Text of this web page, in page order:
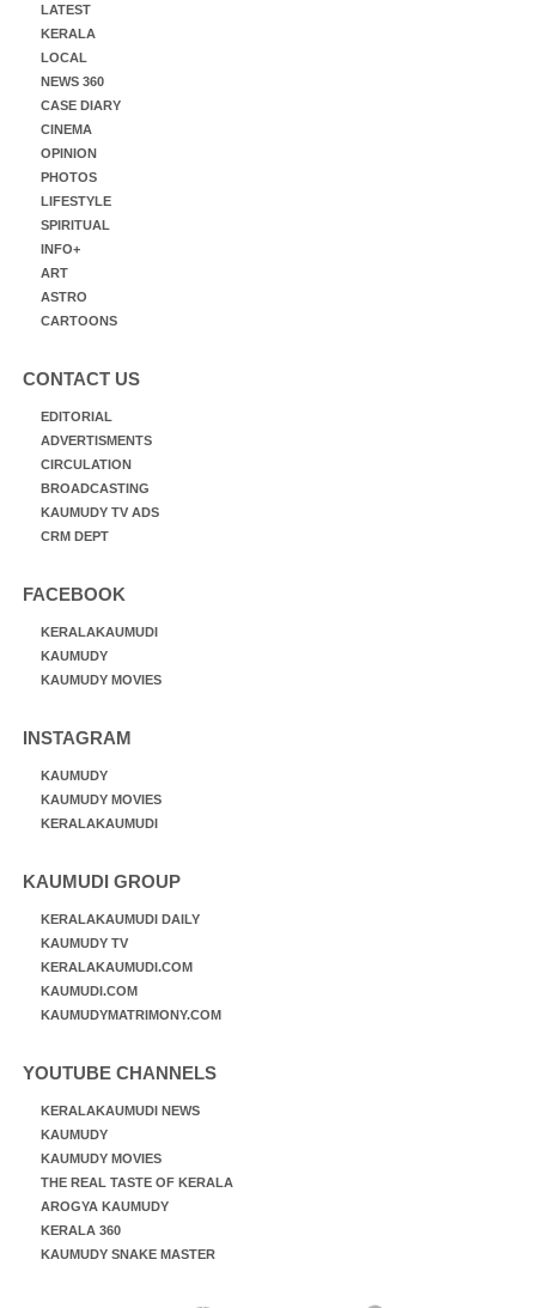
LATEST
KERALA
LOCAL
NEWS 360
CASE DIARY
CINEMA
OPINION
PHOTOS
LIFESTYLE
SPIRITUAL
INFO+
ART
ASTRO
CARTOONS
CONTACT US
EDITORIAL
ADVERTISMENTS
CIRCULATION
BROADCASTING
KAUMUDY TV ADS
CRM DEPT
FACEBOOK
KERALAKAUMUDI
KAUMUDY
KAUMUDY MOVIES
INSTAGRAM
KAUMUDY
KAUMUDY MOVIES
KERALAKAUMUDI
KAUMUDI GROUP
KERALAKAUMUDI DAILY
KAUMUDY TV
KERALAKAUMUDI.COM
KAUMUDI.COM
KAUMUDYMATRIMONY.COM
YOUTUBE CHANNELS
KERALAKAUMUDI NEWS
KAUMUDY
KAUMUDY MOVIES
THE REAL TASTE OF KERALA
AROGYA KAUMUDY
KERALA 360
KAUMUDY SNAKE MASTER